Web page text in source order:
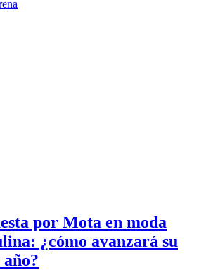
por Mota en moda
¿cómo avanzará su
año?